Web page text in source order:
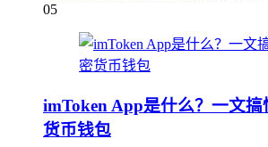
05
imToken App是什么？一文
货币钱包